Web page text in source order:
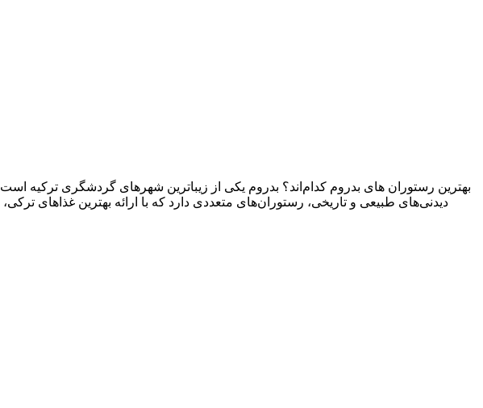
بهترین رستوران های بدروم کدام‌اند؟ بدروم یکی از زیباترین شهرهای گردشگری